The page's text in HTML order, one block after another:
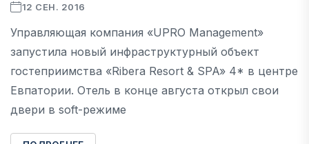
12 СЕН. 2016
Управляющая компания «UPRO Management»
запустила новый инфраструктурный объект
гостеприимства «Ribera Resort & SPA» 4* в центре
Евпатории. Отель в конце августа открыл свои
двери в soft-режиме